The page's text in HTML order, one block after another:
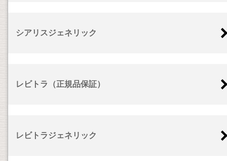
シアリスジェネリック
レビトラ（正規品保証）
レビトラジェネリック